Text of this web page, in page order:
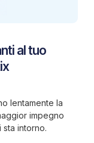
al tuo
lentamente la
impegno
intorno.